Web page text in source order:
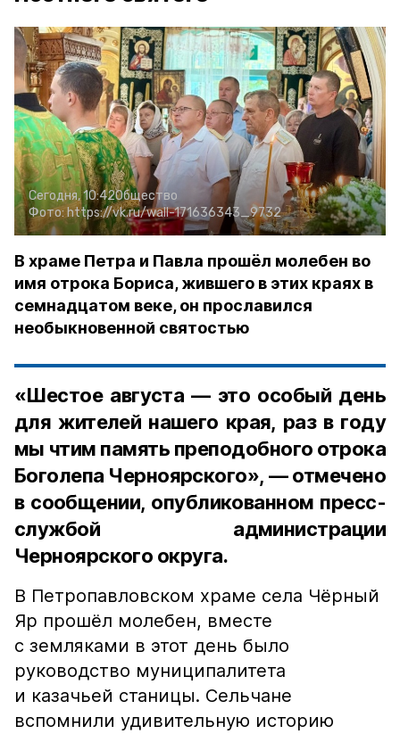
Сегодня, 10:42Общество
Фото: https://vk.ru/wall-171636343_9732
В храме Петра и Павла прошёл молебен во
имя отрока Бориса, жившего в этих краях в
семнадцатом веке, он прославился
необыкновенной святостью
«Шестое августа — это особый день
для жителей нашего края, раз в году
мы чтим память преподобного отрока
Боголепа Черноярского», — отмечено
в сообщении, опубликованном пресс-
службой администрации
Черноярского округа.
В Петропавловском храме села Чёрный
Яр прошёл молебен, вместе
с земляками в этот день было
руководство муниципалитета
и казачьей станицы. Сельчане
вспомнили удивительную историю